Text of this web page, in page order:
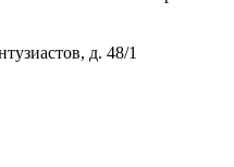
д. 48/1